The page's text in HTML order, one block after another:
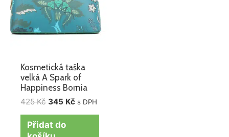
Kosmetická taška
velká A Spark of
Happiness Bornia
425Kč 345 Kč s DPH
Přidat do